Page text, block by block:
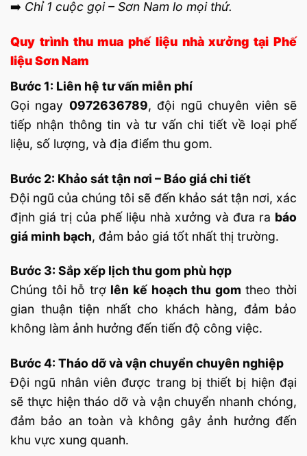
➡️ Chỉ 1 cuộc gọi – Sơn Nam lo mọi thứ.
Quy trình thu mua phế liệu nhà xưởng tại Phế
liệu Sơn Nam
Bước 1: Liên hệ tư vấn miễn phí
Gọi ngay 0972636789, đội ngũ chuyên viên sẽ
tiếp nhận thông tin và tư vấn chi tiết về loại phế
liệu, số lượng, và địa điểm thu gom.
Bước 2: Khảo sát tận nơi – Báo giá chi tiết
Đội ngũ của chúng tôi sẽ đến khảo sát tận nơi, xác
định giá trị của phế liệu nhà xưởng và đưa ra báo
giá minh bạch, đảm bảo giá tốt nhất thị trường.
Bước 3: Sắp xếp lịch thu gom phù hợp
Chúng tôi hỗ trợ lên kế hoạch thu gom theo thời
gian thuận tiện nhất cho khách hàng, đảm bảo
không làm ảnh hưởng đến tiến độ công việc.
Bước 4: Tháo dỡ và vận chuyển chuyên nghiệp
Đội ngũ nhân viên được trang bị thiết bị hiện đại
sẽ thực hiện tháo dỡ và vận chuyển nhanh chóng,
đảm bảo an toàn và không gây ảnh hưởng đến
khu vực xung quanh.